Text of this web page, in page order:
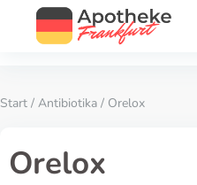
Start / Antibiotika / Orelox
Orelox